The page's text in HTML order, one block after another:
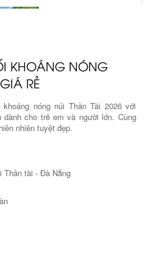
KHOÁNG NÓNG
RẺ
nóng núi Thần Tài 2026 với
cho trẻ em và người lớn. Cùng
nhiên tuyệt đẹp.
Thần tài - Đà Nẵng